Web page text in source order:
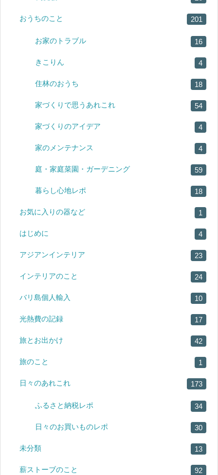
おうちのこと 201
お家のトラブル 16
きこりん 4
住林のおうち 18
家づくりで思うあれこれ 54
家づくりのアイデア 4
家のメンテナンス 4
庭・家庭菜園・ガーデニング 59
暮らし心地レポ 18
お気に入りの器など 1
はじめに 4
アジアンインテリア 23
インテリアのこと 24
バリ島個人輸入 10
光熱費の記録 17
旅とお出かけ 42
旅のこと 1
日々のあれこれ 173
ふるさと納税レポ 34
日々のお買いものレポ 30
未分類 13
薪ストーブのこと 92